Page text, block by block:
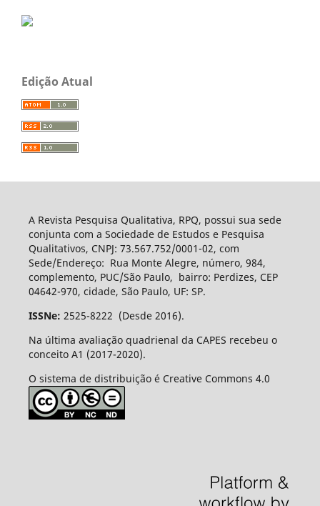
Edição Atual
A Revista Pesquisa Qualitativa, RPQ, possui sua sede
conjunta com a Sociedade de Estudos e Pesquisa
Qualitativos, CNPJ: 73.567.752/0001-02, com
Sede/Endereço: Rua Monte Alegre, número, 984,
complemento, PUC/São Paulo, bairro: Perdizes, CEP
04642-970, cidade, São Paulo, UF: SP.
ISSNe: 2525-8222 (Desde 2016).
Na última avaliação quadrienal da CAPES recebeu o
conceito A1 (2017-2020).
O sistema de distribuição é Creative Commons 4.0